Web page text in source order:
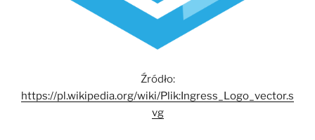
Źródło:
https://pl.wikipedia.org/wiki/Plik:Ingress_Logo_vector.s
vg